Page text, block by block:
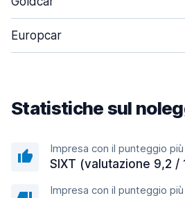
Europcar
Statistiche sul
Impresa con il punteggio
SIXT (valutazione 9,2 /
Impresa con il punteggio